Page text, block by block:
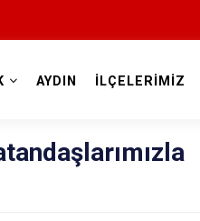
AYDIN İLÇELERİMİZ